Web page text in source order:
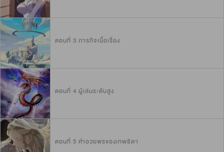
ตอนที่ 3 ภารกิจเนื้อเรื่อง
ตอนที่ 4 ผู้เล่นระดับสูง
ตอนที่ 5 คำอวยพรของเทพธิดา